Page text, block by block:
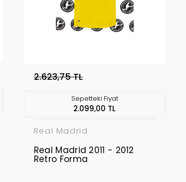
2.623,75 TL
Sepetteki Fiyat
2.099,00 TL
Real Madrid
Real Madrid 2011 - 2012
Retro Forma